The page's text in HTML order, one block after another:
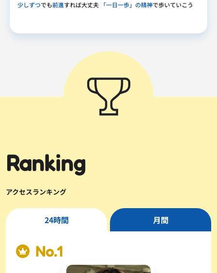
少しずつでも前進すれば大丈夫 「一日一歩」の精神で歩いていこう
Ranking
アクセスランキング
24時間 月間